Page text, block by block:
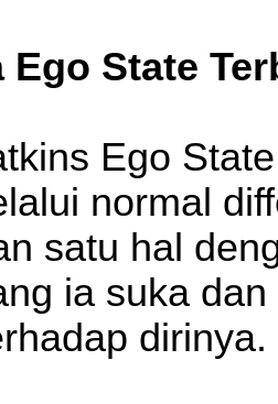
Ego State
Ego
normal
satu hal
ia suka
dirinya.